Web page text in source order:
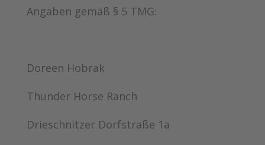
Angaben gemäß § 5 TMG:
Doreen Hobrak
Thunder Horse Ranch
Drieschnitzer Dorfstraße 1a